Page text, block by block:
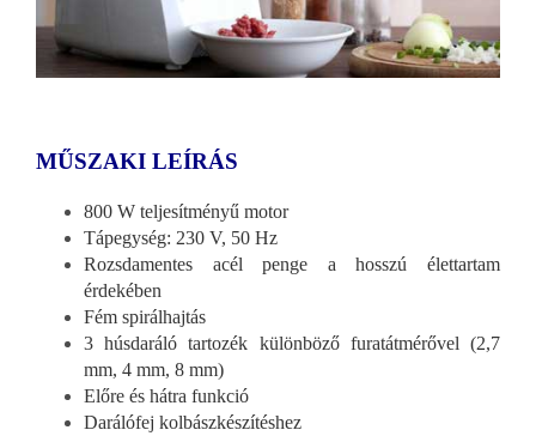
MŰSZAKI LEÍRÁS
800 W teljesítményű motor
Tápegység: 230 V, 50 Hz
Rozsdamentes acél penge a hosszú élettartam
érdekében
Fém spirálhajtás
3 húsdaráló tartozék különböző furatátmérővel (2,7
mm, 4 mm, 8 mm)
Előre és hátra funkció
Darálófej kolbászkészítéshez